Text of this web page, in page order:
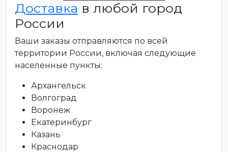
Доставка в любой город
России
Ваши заказы отправляются по всей
территории России, включая следующие
населенные пункты:
Архангельск
Волгоград
Воронеж
Екатеринбург
Казань
Краснодар